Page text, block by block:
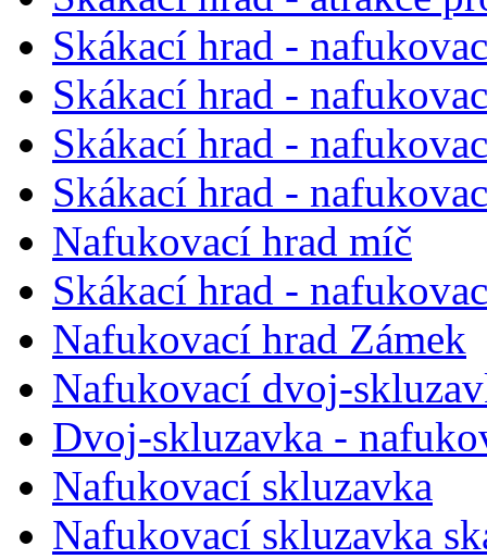
Skákací hrad -
Skákací hrad -
Skákací hrad -
Skákací hrad -
Nafukovací hrad míč
Skákací hrad -
Nafukovací hrad Zámek
Nafukovací dvoj-
Dvoj-skluzavka -
Nafukovací skluzavka
Nafukovací skluzavka